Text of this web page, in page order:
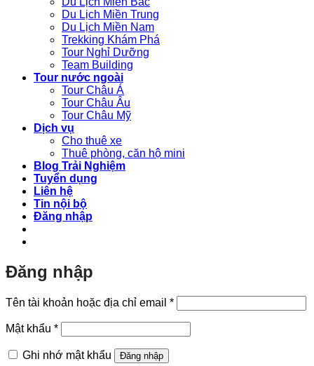
Du Lịch Miền Trung
Du Lịch Miền Nam
Trekking Khám Phá
Tour Nghỉ Dưỡng
Team Building
Tour nước ngoài
Tour Châu Á
Tour Châu Âu
Tour Châu Mỹ
Dịch vụ
Cho thuê xe
Thuê phòng, căn hộ mini
Blog Trải Nghiệm
Tuyển dụng
Liên hệ
Tin nội bộ
Đăng nhập
Đăng nhập
Tên tài khoản hoặc địa chỉ email *Bắt
buộc
Mật khẩu *Bắt
buộc
Ghi nhớ mật khẩu
Đăng nhập